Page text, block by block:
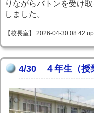
りながらバトンを受け
しました。
【校長室】 2026-04-30 08:42
4/30 ４年生（授